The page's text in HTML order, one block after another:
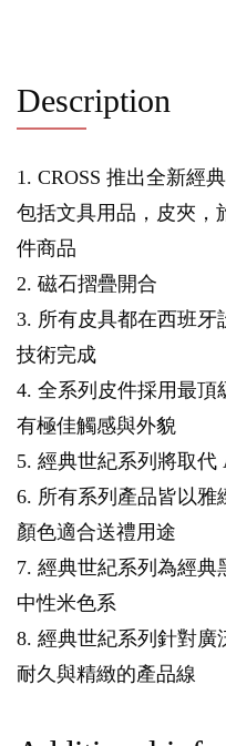
Description
1. CROSS 推出全新經
包括文具用品，皮夾，
件商品
2. 磁石摺疊開合
3. 所有皮具都在西班
技術完成
4. 全系列皮件採用最頂
有極佳觸感與外貌
5. 經典世紀系列將取代
6. 所有系列產品皆以雅
顏色適合送禮用途
7. 經典世紀系列為經
中性米色系
8. 經典世紀系列針對廣
耐久與精緻的產品線